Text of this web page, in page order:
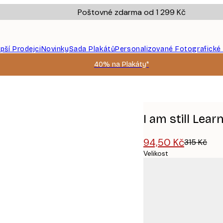
Poštovné zdarma od 1 299 Kč
ProdejciNovinkySada PlakátůPersonalizované Fotografické
40% na Plakáty*
I am still
94,50 Kč315 Kč
Velikost